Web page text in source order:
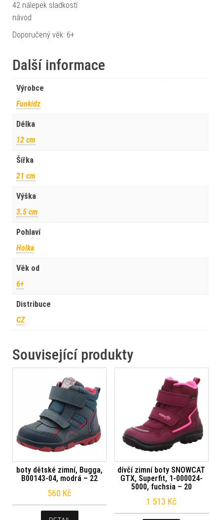
42 nálepek sladkostí
návod
Doporučený věk: 6+
Další informace
Výrobce
Funkidz
Délka
12 cm
Šířka
21 cm
Výška
3.5 cm
Pohlaví
Holka
Věk od
6+
Distribuce
CZ
Související produkty
boty dětské zimní, Bugga,
B00143-04, modrá – 22
560 Kč
dívčí zimní boty SNOWCAT
GTX, Superfit, 1-000024-
5000, fuchsia – 20
1 513 Kč